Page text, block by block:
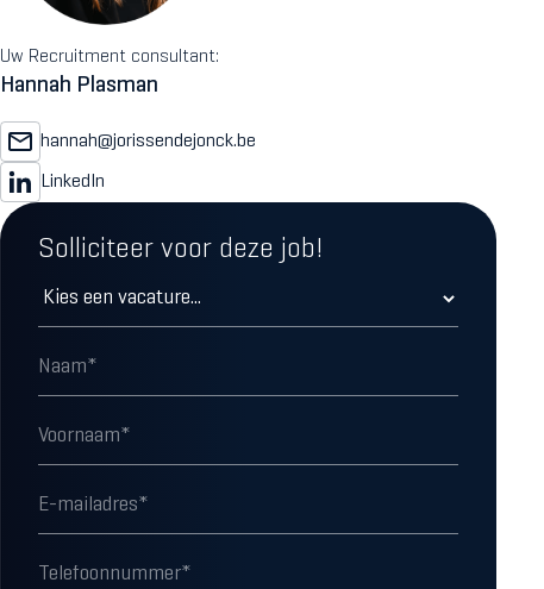
Uw Recruitment consultant:
Hannah Plasman
hannah@jorissendejonck.be
LinkedIn
Solliciteer voor deze job!